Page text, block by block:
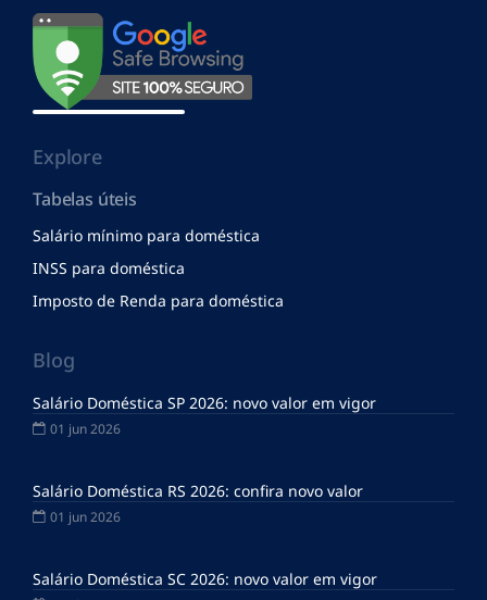
Explore
Tabelas úteis
Salário mínimo para doméstica
INSS para doméstica
Imposto de Renda para doméstica
Blog
Salário Doméstica SP 2026: novo valor em vigor
01 jun 2026
Salário Doméstica RS 2026: confira novo valor
01 jun 2026
Salário Doméstica SC 2026: novo valor em vigor